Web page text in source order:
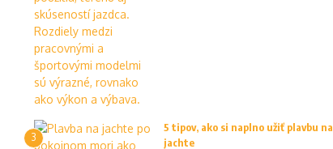
3
5 tipov, ako si naplno užiť plavbu na
jachte